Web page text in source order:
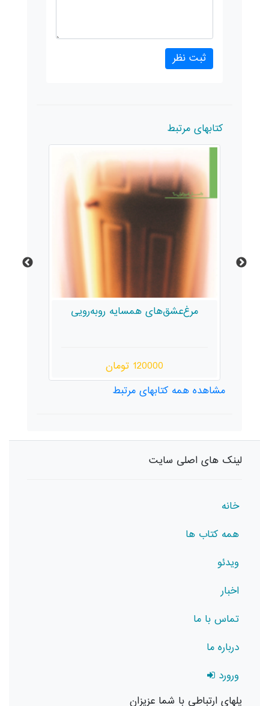
کتابهای مرتبط
مرغ‌عشق‌های همسایه روبه‌رویی
120000 تومان
مشاهده همه کتابهای مرتبط
لینک های اصلی سایت
خانه
همه کتاب ها
ویدئو
اخبار
تماس با ما
درباره ما
ورورد
پلهای ارتباطی با شما عزیزان